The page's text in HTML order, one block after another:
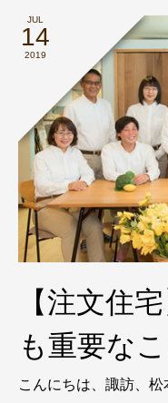
JUL
14
2019
【注文住
も重要なこ
こんにちは、諏訪、